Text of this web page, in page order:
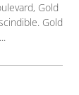
Gold
Gold